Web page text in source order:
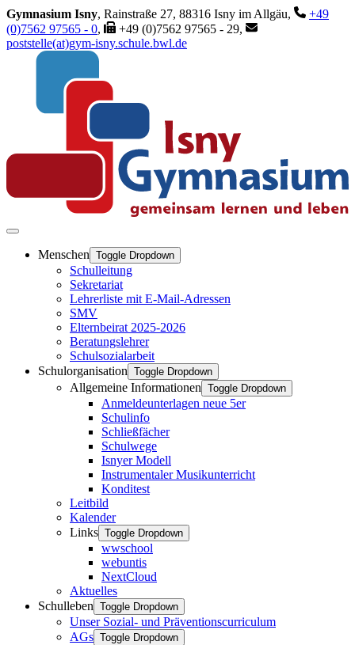
Gymnasium Isny, Rainstraße 27, 88316 Isny im Allgäu,
+49
(0)7562 97565 - 0,
+49 (0)7562 97565 - 29,
poststelle(at)gym-isny.schule.bwl.de
Menschen Toggle Dropdown
Schulleitung
Sekretariat
Lehrerliste mit E-Mail-Adressen
SMV
Elternbeirat 2025-2026
Beratungslehrer
Schulsozialarbeit
Schulorganisation Toggle Dropdown
Allgemeine Informationen Toggle Dropdown
Anmeldeunterlagen neue 5er
Schulinfo
Schließfächer
Schulwege
Isnyer Modell
Instrumentaler Musikunterricht
Konditest
Leitbild
Kalender
Links Toggle Dropdown
wwschool
webuntis
NextCloud
Aktuelles
Schulleben Toggle Dropdown
Unser Sozial- und Präventionscurriculum
AGs Toggle Dropdown